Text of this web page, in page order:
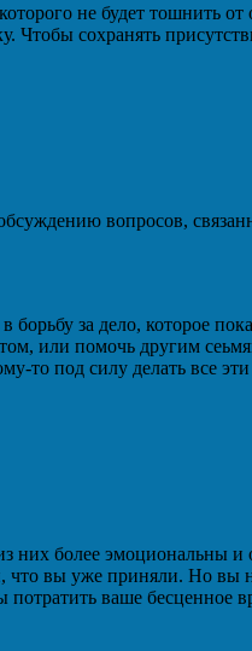
не будет тошнить
сохранять
вопросов,
борьбу за дело, которое
или помочь другим
под силу делать все
более эмоциональны и
что вы уже приняли. Но
потратить ваше бесценное